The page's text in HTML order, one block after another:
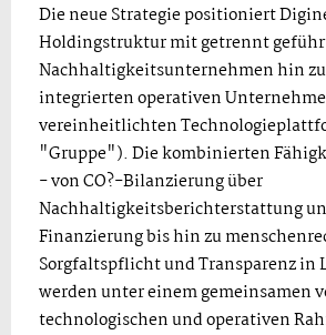
Die neue Strategie positioniert
Holdingstruktur mit getrennt
Nachhaltigkeitsunternehmen hin
integrierten operativen
vereinheitlichten
"Gruppe"). Die kombinierten
- von CO?-Bilanzierung über
Nachhaltigkeitsberichterstattung
Finanzierung bis hin zu
Sorgfaltspflicht und Transparenz
werden unter einem gemeinsamen
technologischen und operativen